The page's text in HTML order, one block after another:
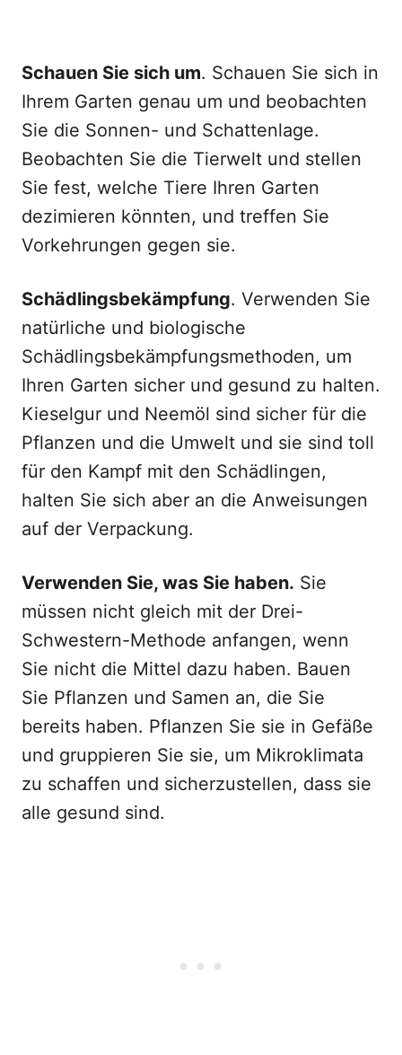
Schauen Sie sich um. Schauen Sie sich in
Ihrem Garten genau um und beobachten
Sie die Sonnen- und Schattenlage.
Beobachten Sie die Tierwelt und stellen
Sie fest, welche Tiere Ihren Garten
dezimieren könnten, und treffen Sie
Vorkehrungen gegen sie.
Schädlingsbekämpfung. Verwenden Sie
natürliche und biologische
Schädlingsbekämpfungsmethoden, um
Ihren Garten sicher und gesund zu halten.
Kieselgur und Neemöl sind sicher für die
Pflanzen und die Umwelt und sie sind toll
für den Kampf mit den Schädlingen,
halten Sie sich aber an die Anweisungen
auf der Verpackung.
Verwenden Sie, was Sie haben. Sie
müssen nicht gleich mit der Drei-
Schwestern-Methode anfangen, wenn
Sie nicht die Mittel dazu haben. Bauen
Sie Pflanzen und Samen an, die Sie
bereits haben. Pflanzen Sie sie in Gefäße
und gruppieren Sie sie, um Mikroklimata
zu schaffen und sicherzustellen, dass sie
alle gesund sind.